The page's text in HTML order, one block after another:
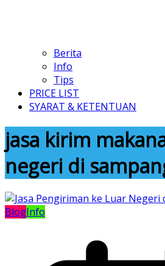
Berita
Info
Tips
PRICE LIST
SYARAT & KETENTUAN
jasa kirim
negeri di
BlogInfo